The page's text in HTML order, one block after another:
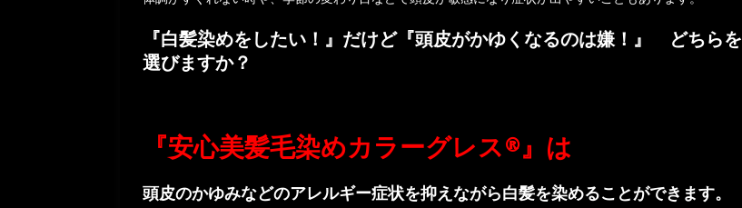
『白髪染めをしたい！』だけど『頭皮がかゆくなるのは嫌！』 どちらを
選びますか？
『安心美髪毛染めカラーグレス®』は
頭皮のかゆみなどのアレルギー症状を抑えながら白髪を染めることができます。